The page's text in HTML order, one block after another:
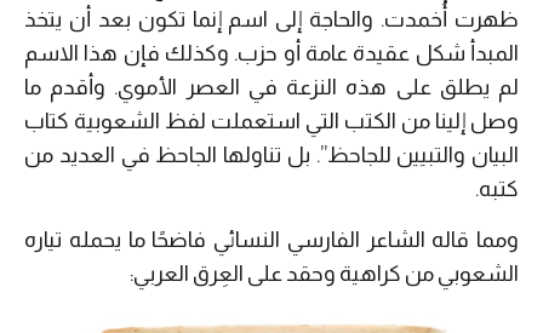
ظهرت أُخمدت. والحاجة إلى اسم إنما تكون بعد أن يتخذ
المبدأ شكل عقيدة عامة أو حزب. وكذلك فإن هذا الاسم
لم يطلق على هذه النزعة في العصر الأموي. وأقدم ما
وصل إلينا من الكتب التي استعملت لفظ الشعوبية كتاب
البيان والتبيين للجاحظ”. بل تناولها الجاحظ في العديد من
كتبه.
ومما قاله الشاعر الفارسي النسائي فاضحًا ما يحمله تياره
الشعوبي من كراهية وحقد على العِرق العربي: